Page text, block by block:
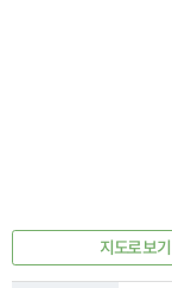
지도로 보기